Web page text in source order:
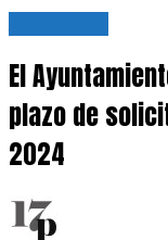
El
plazo de
2024